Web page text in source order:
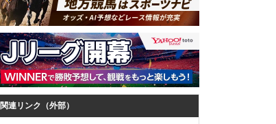
関連リンク（外部）